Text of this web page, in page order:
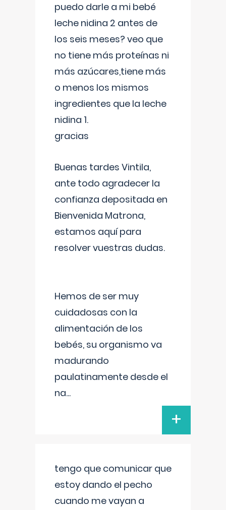
puedo darle a mi bebé
leche nidina 2 antes de
los seis meses? veo que
no tiene más proteínas ni
más azúcares,tiene más
o menos los mismos
ingredientes que la leche
nidina 1.
gracias
Buenas tardes Vintila,
ante todo agradecer la
confianza depositada en
Bienvenida Matrona,
estamos aquí para
resolver vuestras dudas.
Hemos de ser muy
cuidadosas con la
alimentación de los
bebés, su organismo va
madurando
paulatinamente desde el
na...
+
tengo que comunicar que
estoy dando el pecho
cuando me vayan a